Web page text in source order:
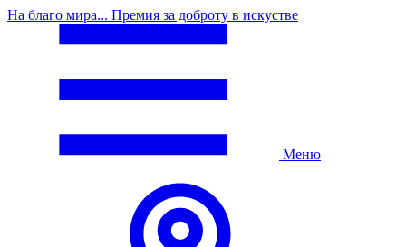
На благо мира... Премия за доброту в искустве
Меню